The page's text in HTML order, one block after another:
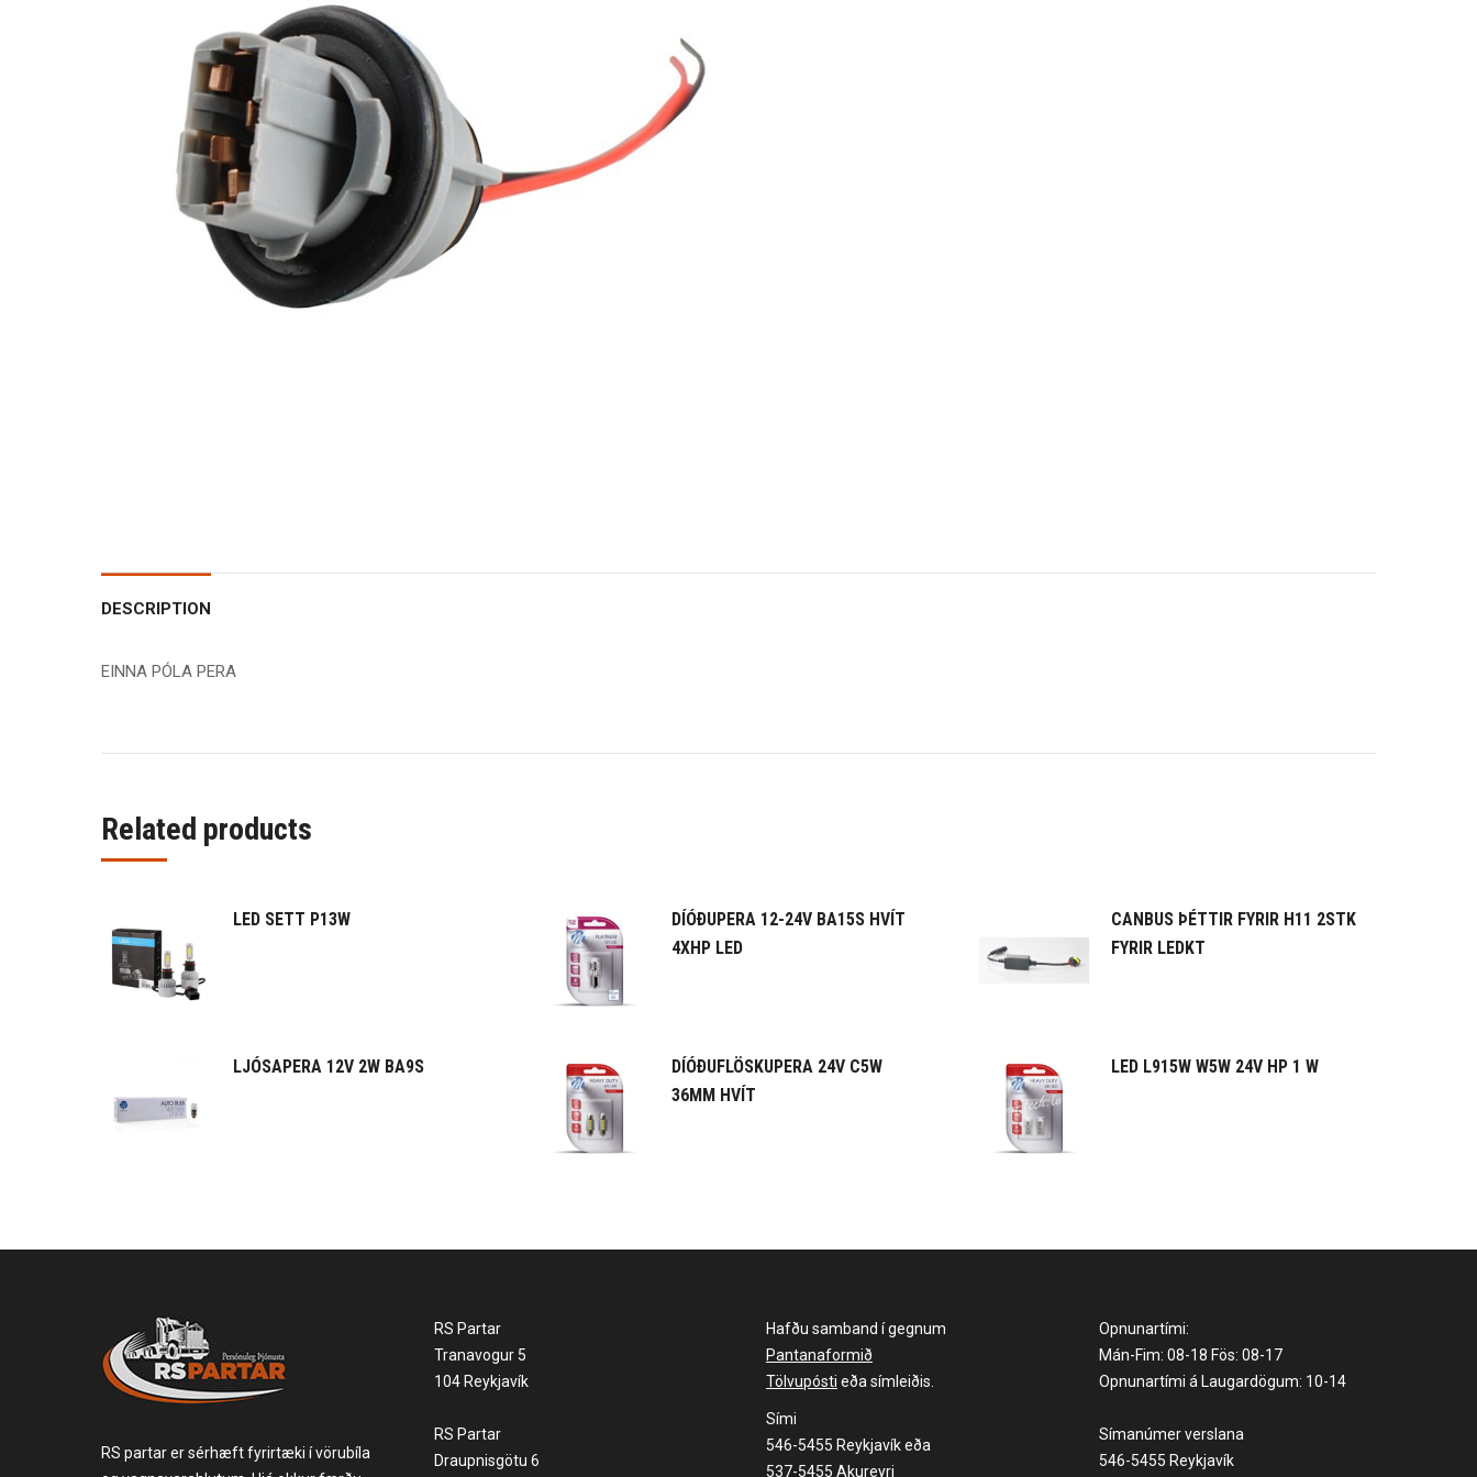
DESCRIPTION
EINNA PÓLA PERA
Related products
LED SETT P13W
DÍÓÐUPERA 12-24V BA15S HVÍT
4XHP LED
CANBUS ÞÉTTIR FYRIR H11 2STK
FYRIR LEDKT
LJÓSAPERA 12V 2W BA9S
DÍÓÐUFLÖSKUPERA 24V C5W
36MM HVÍT
LED L915W W5W 24V HP 1 W
RS partar er sérhæft fyrirtæki í vörubíla
RS Partar
Tranavogur 5
104 Reykjavík
RS Partar
Draupnisgötu 6
Hafðu samband í gegnum
Pantanaformið
Tölvupósti eða símleiðis.
Sími
546-5455 Reykjavík eða
537-5455 Akureyri
Opnunartími:
Mán-Fim: 08-18 Fös: 08-17
Opnunartími á Laugardögum: 10-14
Símanúmer verslana
546-5455 Reykjavík